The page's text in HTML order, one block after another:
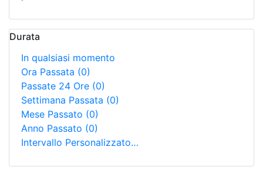
Durata
In qualsiasi momento
Ora Passata (0)
Passate 24 Ore (0)
Settimana Passata (0)
Mese Passato (0)
Anno Passato (0)
Intervallo Personalizzato…